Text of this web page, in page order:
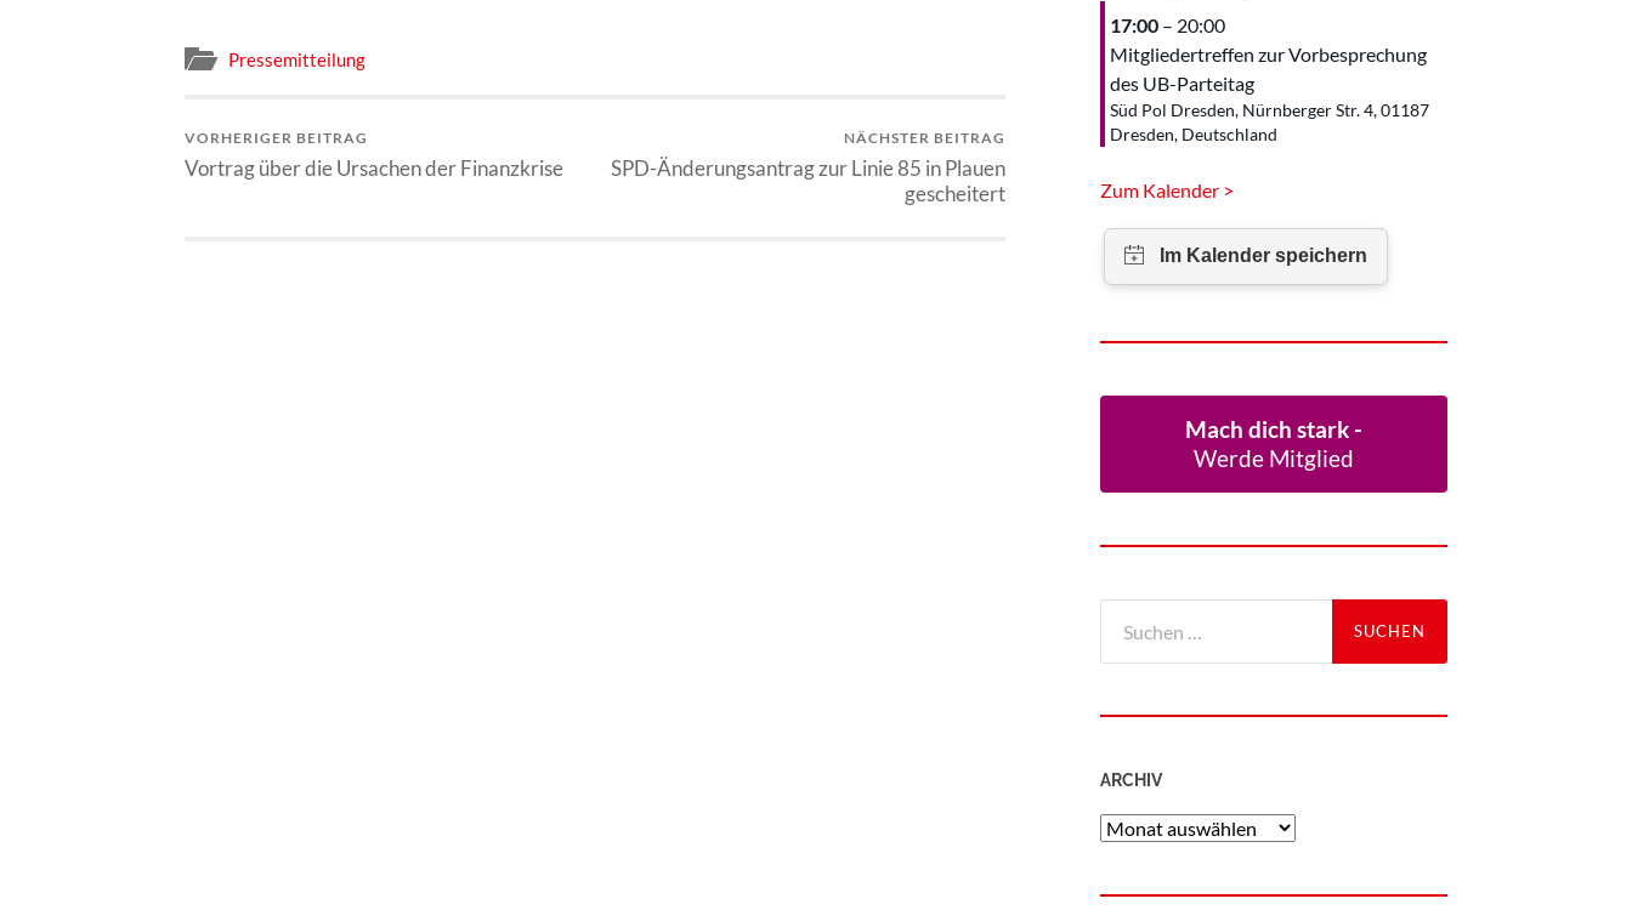
Pressemitteilung
VORHERIGER BEITRAG
Vortrag über die Ursachen der Finanzkrise
NÄCHSTER BEITRAG
SPD-Änderungsantrag zur Linie 85 in Plauen
gescheitert
17:00 – 20:00
Mitgliedertreffen zur Vorbesprechung
des UB-Parteitag
Süd Pol Dresden, Nürnberger Str. 4, 01187
Dresden, Deutschland
Zum Kalender >
Mach dich stark -
Werde Mitglied
ARCHIV